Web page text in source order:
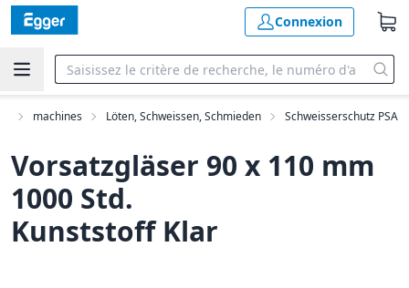
Connexion
machines Löten, Schweissen, Schmieden Schweisserschutz PSA
Vorsatzgläser 90 x 110 mm
1000 Std.
Kunststoff Klar